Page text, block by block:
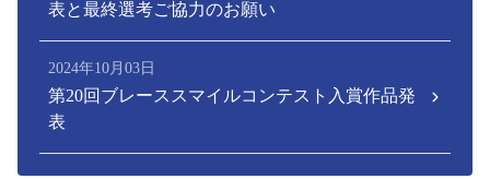
表と最終選考ご協力のお願い
2024年10月03日
第20回ブレーススマイルコンテスト入賞作品発
表